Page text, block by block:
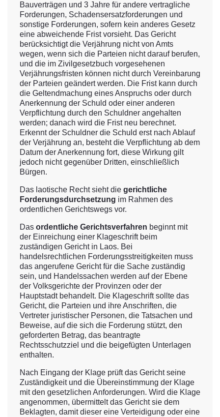
Bauverträgen und 3 Jahre für andere vertragliche
Forderungen, Schadensersatzforderungen und
sonstige Forderungen, sofern kein anderes Gesetz
eine abweichende Frist vorsieht. Das Gericht
berücksichtigt die Verjährung nicht von Amts
wegen, wenn sich die Parteien nicht darauf berufen,
und die im Zivilgesetzbuch vorgesehenen
Verjährungsfristen können nicht durch Vereinbarung
der Parteien geändert werden. Die Frist kann durch
die Geltendmachung eines Anspruchs oder durch
Anerkennung der Schuld oder einer anderen
Verpflichtung durch den Schuldner angehalten
werden; danach wird die Frist neu berechnet.
Erkennt der Schuldner die Schuld erst nach Ablauf
der Verjährung an, besteht die Verpflichtung ab dem
Datum der Anerkennung fort, diese Wirkung gilt
jedoch nicht gegenüber Dritten, einschließlich
Bürgen.
Das laotische Recht sieht die gerichtliche
Forderungsdurchsetzung im Rahmen des
ordentlichen Gerichtswegs vor.
Das ordentliche Gerichtsverfahren beginnt mit
der Einreichung einer Klageschrift beim
zuständigen Gericht in Laos. Bei
handelsrechtlichen Forderungsstreitigkeiten muss
das angerufene Gericht für die Sache zuständig
sein, und Handelssachen werden auf der Ebene
der Volksgerichte der Provinzen oder der
Hauptstadt behandelt. Die Klageschrift sollte das
Gericht, die Parteien und ihre Anschriften, die
Vertreter juristischer Personen, die Tatsachen und
Beweise, auf die sich die Forderung stützt, den
geforderten Betrag, das beantragte
Rechtsschutzziel und die beigefügten Unterlagen
enthalten.
Nach Eingang der Klage prüft das Gericht seine
Zuständigkeit und die Übereinstimmung der Klage
mit den gesetzlichen Anforderungen. Wird die Klage
angenommen, übermittelt das Gericht sie dem
Beklagten, damit dieser eine Verteidigung oder eine